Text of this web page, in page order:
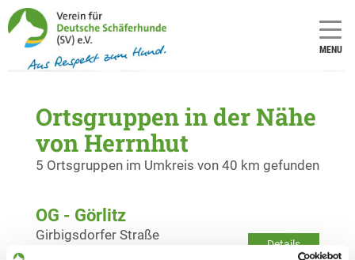
MENU
Ortsgruppen in der Nähe
von Herrnhut
5 Ortsgruppen im Umkreis von 40 km gefunden
OG - Görlitz
Details
Girbigsdorfer Straße